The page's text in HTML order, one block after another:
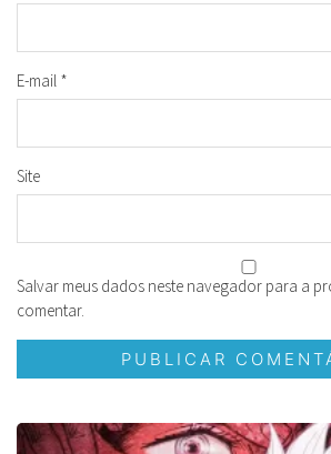
E-mail *
Site
Salvar meus dados neste navegador para a
comentar.